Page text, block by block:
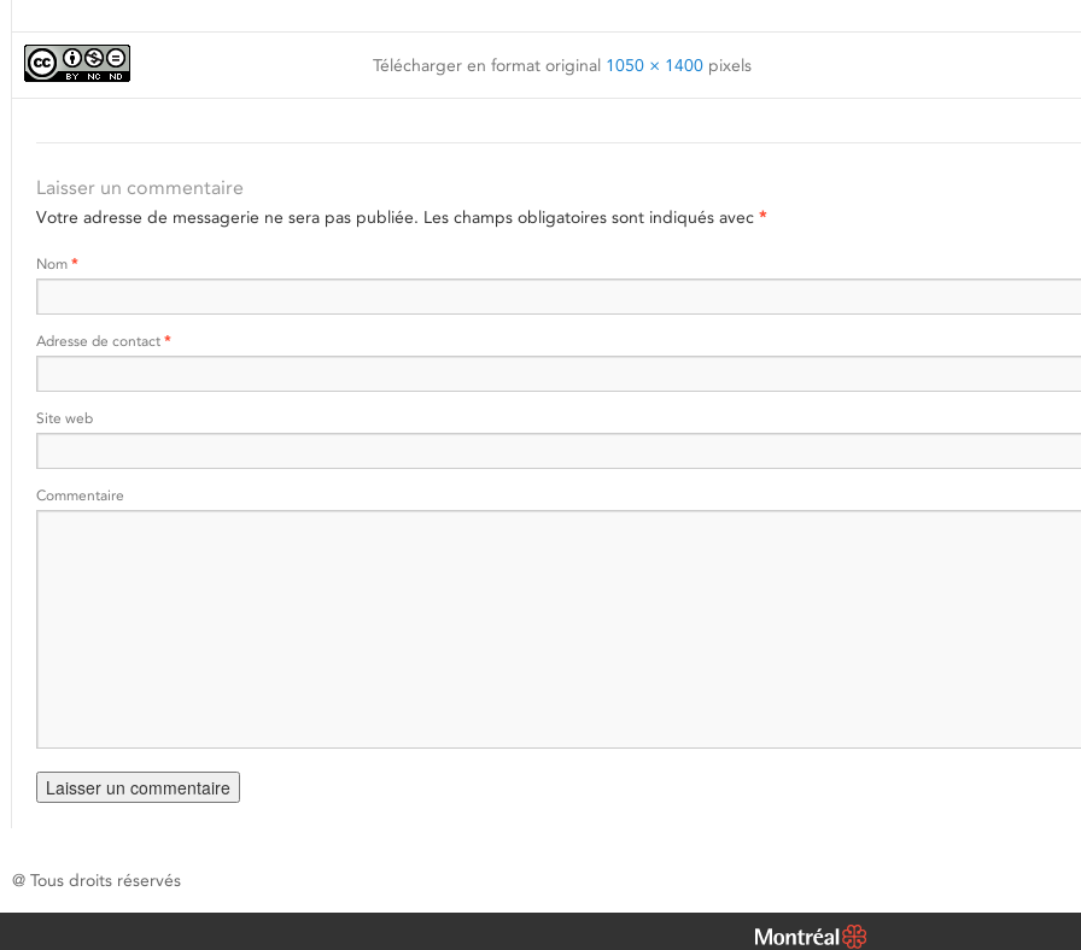
Télécharger en format original 1050 × 1400pixels
Laisser un commentaire
Votre adresse de messagerie ne sera pas publiée. Les champs obligatoires sont indiqués avec *
Nom *
Adresse de contact *
Site web
Commentaire
@ Tous droits réservés